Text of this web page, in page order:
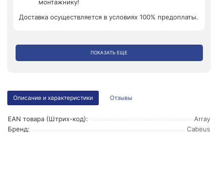
монтажнику!
Доставка осуществляется в условиях 100% предоплаты.
ПОКАЗАТЬ ЕЩЕ
Описание и характеристики Отзывы
EAN товара (Штрих-код):
Array
Бренд:
Cabeus